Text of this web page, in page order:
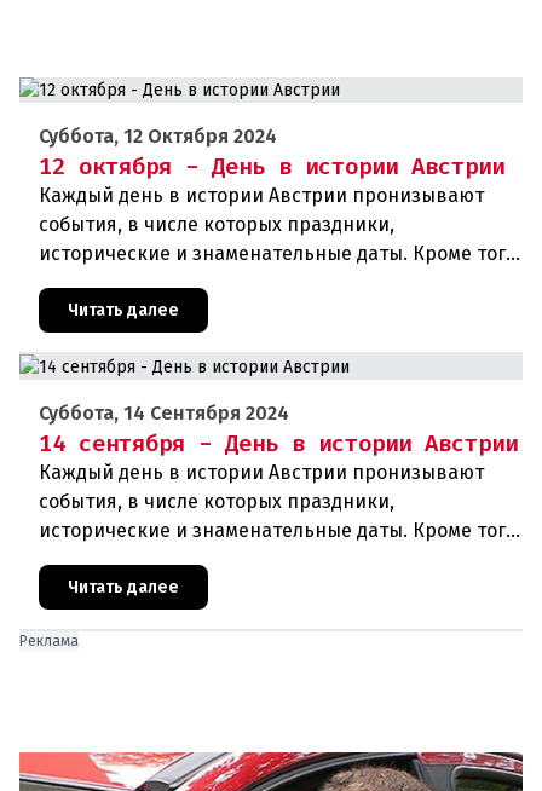
Суббота, 12 Октября 2024
12 октября - День в истории Австрии
Каждый день в истории Австрии пронизывают
события, в числе которых праздники,
исторические и знаменательные даты. Кроме того,
дни рождения различных деятелей страны, а
также дни их смерти. Что же прои
Читать далее
Суббота, 14 Сентября 2024
14 сентября - День в истории Австрии
Каждый день в истории Австрии пронизывают
события, в числе которых праздники,
исторические и знаменательные даты. Кроме того
дни рождения различных деятелей Австрии, а
также дни их смерти. Что же прои
Читать далее
Реклама